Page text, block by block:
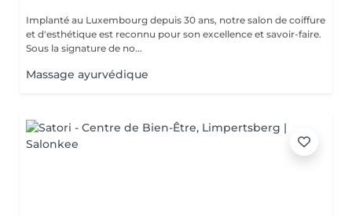
Implanté au Luxembourg depuis 30 ans, notre salon de coiffure
et d'esthétique est reconnu pour son excellence et savoir-faire.
Sous la signature de no...
Massage ayurvédique